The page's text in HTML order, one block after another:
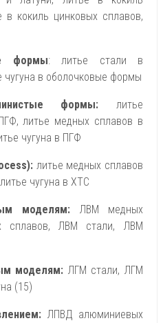
в кокиль цинковых сплавов,
формы: литье стали в
в оболочковые формы
формы: литье
литье медных сплавов в
чугуна в ПГФ
литье медных сплавов
чугуна в ХТС
моделям:ЛВМ медных
сплавов, ЛВМ стали, ЛВМ
моделям: ЛГМ стали, ЛГМ
(15)
ЛПВД алюминиевых